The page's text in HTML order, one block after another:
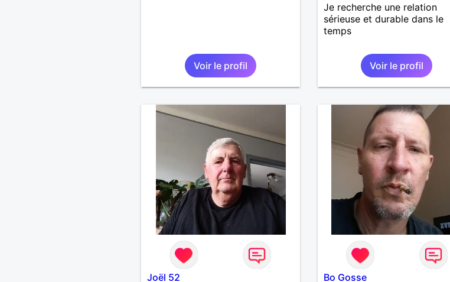
Voir le profil
Je recherche une relation
sérieuse et durable dans le
temps
Voir le profil
Joël 52
Bo Gosse